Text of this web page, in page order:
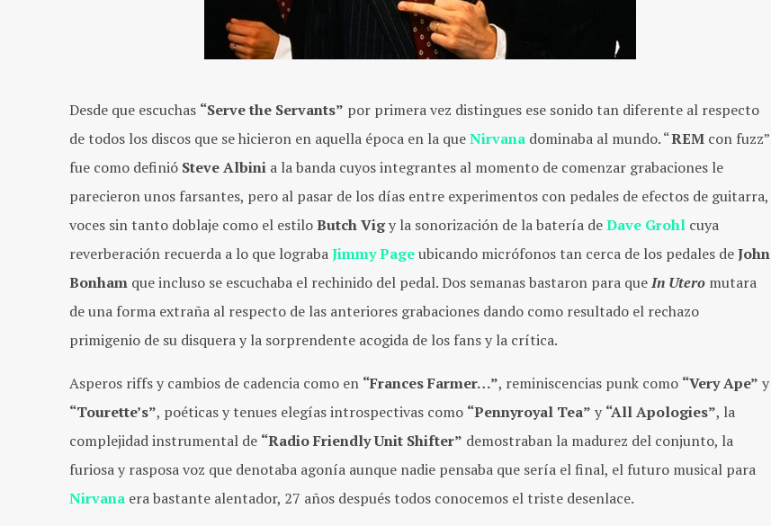
Desde que escuchas “Serve the Servants” por primera vez distingues ese sonido tan diferente al respecto
de todos los discos que se hicieron en aquella época en la queNirvana dominaba al mundo. “REM con fuzz”
fue como definió Steve Albini a la banda cuyos integrantes al momento de comenzar grabaciones le
parecieron unos farsantes, pero al pasar de los días entre experimentos con pedales de efectos de guitarra,
voces sin tanto doblaje como el estiloButchVigy la sonorización de la batería deDave Grohl cuya
reverberación recuerda a lo que lograbaJimmyPageubicando micrófonos tan cerca de los pedales deJohn
Bonham que incluso se escuchaba el rechinido del pedal. Dos semanas bastaron para queIn Utero mutara
de una forma extraña al respecto de las anteriores grabaciones dando como resultado el rechazo
primigenio de su disquera y la sorprendente acogida de los fans y la crítica.
Asperos riffs y cambios de cadencia como en “Frances Farmer…”, reminiscencias punk como “Very Ape” y
“Tourette’s”, poéticas y tenues elegías introspectivas como “Pennyroyal Tea” y “All Apologies”, la
complejidad instrumental de “Radio Friendly Unit Shifter” demostraban la madurez del conjunto, la
furiosa y rasposa voz que denotaba agonía aunque nadie pensaba que sería el final, el futuro musical para
Nirvana era bastante alentador, 27 años después todos conocemos el triste desenlace.